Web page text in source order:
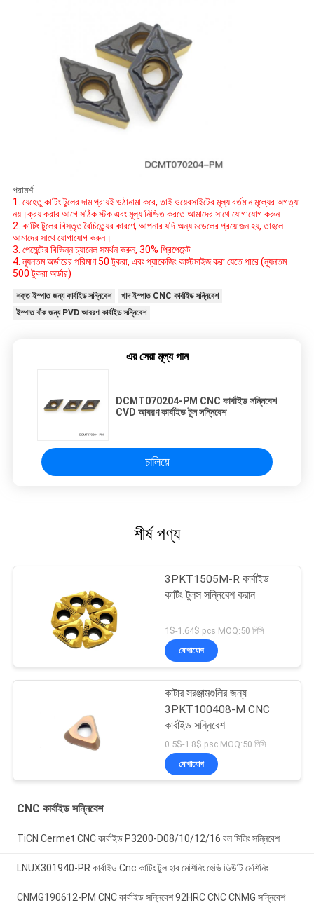
পরামর্শ:
1. যেহেতু কাটিং টুলের দাম প্রায়ই ওঠানামা করে, তাই ওয়েবসাইটের মূল্য বর্তমান মূল্যের অগত্যা
নয়।ক্রয় করার আগে সঠিক স্টক এবং মূল্য নিশ্চিত করতে আমাদের সাথে যোগাযোগ করুন
2. কাটিং টুলের বিস্তৃত বৈচিত্র্যের কারণে, আপনার যদি অন্য মডেলের প্রয়োজন হয়, তাহলে
আমাদের সাথে যোগাযোগ করুন।
3. পেমেন্টের বিভিন্ন চ্যানেল সমর্থন করুন, 30% প্রিপেমেন্ট
4. ন্যূনতম অর্ডারের পরিমাণ 50 টুকরা, এবং প্যাকেজিং কাস্টমাইজ করা যেতে পারে (ন্যূনতম
500 টুকরা অর্ডার)
শক্ত ইস্পাত জন্য কার্বাইড সন্নিবেশ
খাদ ইস্পাত CNC কার্বাইড সন্নিবেশ
ইস্পাত বাঁক জন্য PVD আবরণ কার্বাইড সন্নিবেশ
এর সেরা মূল্য পান
DCMT070204-PM CNC কার্বাইড সন্নিবেশ
CVD আবরণ কার্বাইড টুল সন্নিবেশ
চালিয়ে
শীর্ষ পণ্য
3PKT1505M-R কার্বাইড
কাটিং টুলস সন্নিবেশ করান
1$-1.64$ pcs MOQ:50 পিসি
যোগাযোগ
কাটার সরঞ্জামগুলির জন্য
3PKT100408-M CNC
কার্বাইড সন্নিবেশ
0.5$-1.8$ psc MOQ:50 পিসি
যোগাযোগ
CNC কার্বাইড সন্নিবেশ
TiCN Cermet CNC কার্বাইড P3200-D08/10/12/16 বল মিলিং সন্নিবেশ
LNUX301940-PR কার্বাইড Cnc কাটিং টুল হাব মেশিনিং হেভি ডিউটি ​​মেশিনিং
CNMG190612-PM CNC কার্বাইড সন্নিবেশ 92HRC CNC CNMG সন্নিবেশ